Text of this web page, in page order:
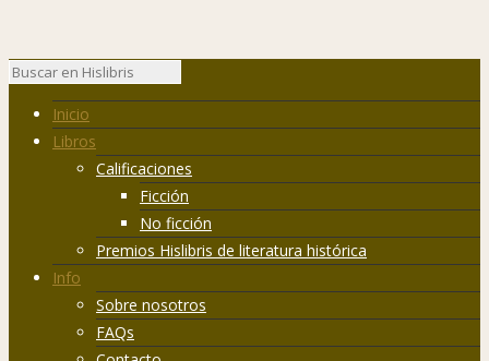
Inicio
Libros
Calificaciones
Ficción
No ficción
Premios Hislibris de literatura histórica
Info
Sobre nosotros
FAQs